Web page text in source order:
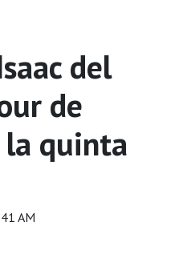
del
de
la quinta
AM